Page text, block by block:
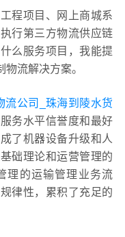
程项目、网上商城系
行第三方物流供应链
么服务项目，我能提
流解决方案。
流公司_珠海到陵水货
务水平信誉度和最好
了机器设备升级和人
础理论和运营管理的
理的运输管理业务流
律性，累积了充足的